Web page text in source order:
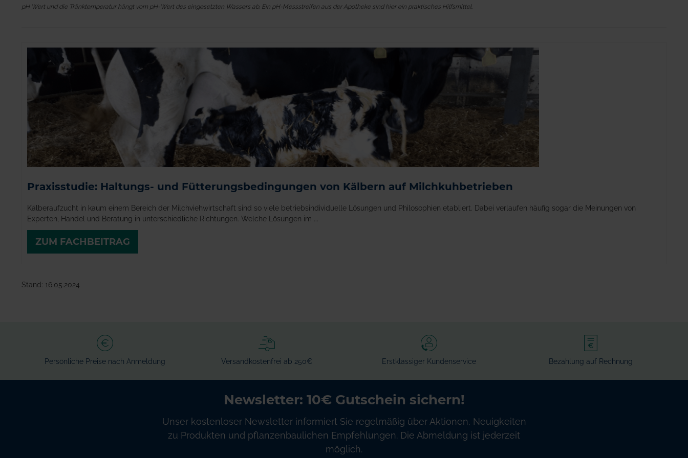
pH Wert und die Tränktemperatur hängt vom pH-Wert des eingesetzten Wassers ab. Ein pH-Messstreifen aus der Apotheke sind hier ein praktisches Hilfsmittel.
Praxisstudie: Haltungs- und Fütterungsbedingungen von Kälbern auf Milchkuhbetrieben
Kälberaufzucht­ in kaum einem Bereich der Milchviehwirtschaft sind so viele betriebsindividuelle Lösungen und Philosophien etabliert. Dabei verlaufen häufig sogar die Meinungen von
Experten, Handel und Beratung in unterschiedliche Richtungen. Welche Lösungen im ...
ZUM FACHBEITRAG
Stand: 16.05.2024
Persönliche Preise nach Anmeldung Versandkostenfrei ab 250€ Erstklassiger Kundenservice Bezahlung auf Rechnung
Newsletter: 10€ Gutschein sichern!
Unser kostenloser Newsletter informiert Sie regelmäßig über Aktionen, Neuigkeiten
zu Produkten und pflanzenbaulichen Empfehlungen. Die Abmeldung ist jederzeit
möglich.